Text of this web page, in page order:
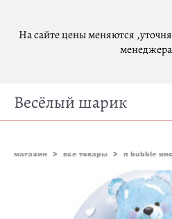
На сайте цены меняются
Весёлый шарик
магазин > все товары > п bubble